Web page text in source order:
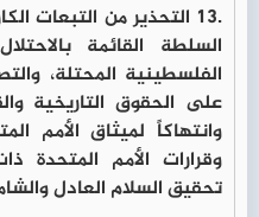
.13 التحذير من التبعات
السلطة القائمة
الفلسطينية المحتلة،
على الحقوق التاريخية
وانتهاكاً لميثاق الأمم
وقرارات الأمم المتحدة
تحقيق السلام العادل